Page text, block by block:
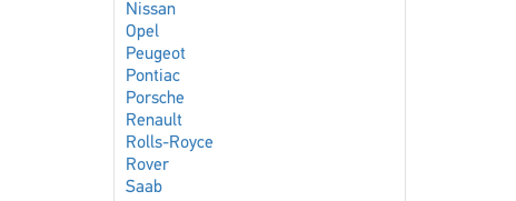
Nissan
Opel
Peugeot
Pontiac
Porsche
Renault
Rolls-Royce
Rover
Saab